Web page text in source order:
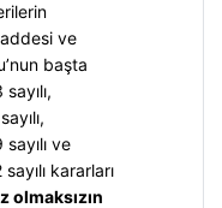
ve
başta
ve
kararları
olmaksızın